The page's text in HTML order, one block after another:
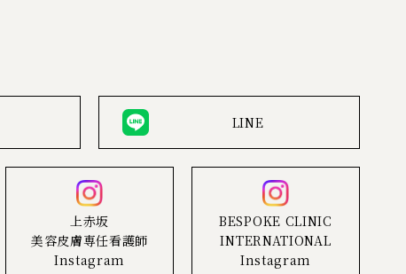
LINE
上赤坂
美容皮膚専任看護師
Instagram
BESPOKE CLINIC
INTERNATIONAL
Instagram